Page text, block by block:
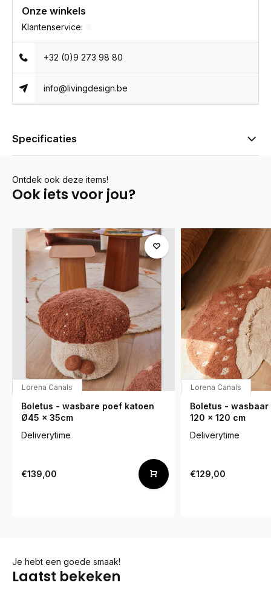
Onze winkels
Klantenservice:
+32 (0)9 273 98 80
info@livingdesign.be
Specificaties
Ontdek ook deze items!
Ook iets voor jou?
Lorena Canals
Boletus - wasbare poef katoen
Ø45 x 35cm
Deliverytime
€139,00
Lorena Canals
Boletus -
120 x 120 cm
Deliverytime
€129,00
Je hebt een goede smaak!
Laatst bekeken